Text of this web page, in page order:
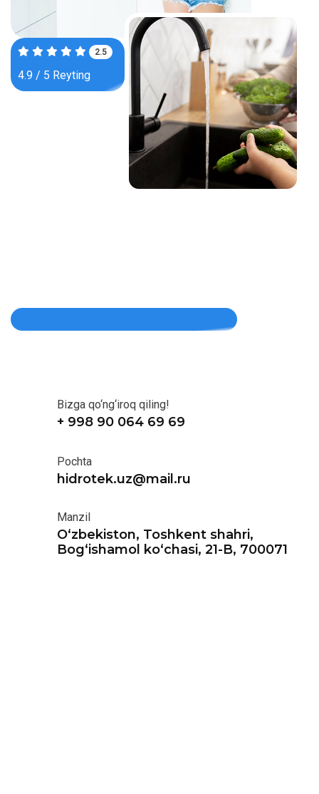
3.9
4.9 / 5 Reyting
Bizga qo‘ng‘iroq qiling!
+ 998 90 064 69 69
Pochta
hidrotek.uz@mail.ru
Manzil
O‘zbekiston, Toshkent shahri,
Bog‘ishamol ko‘chasi, 21-B, 700071